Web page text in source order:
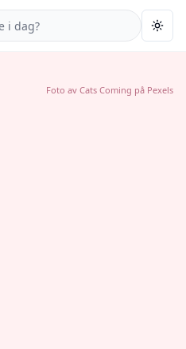
Foto av Cats Coming på Pexels